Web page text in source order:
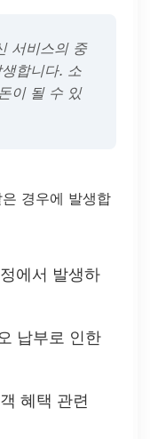
서비스의 중
합니다. 소
이 될 수 있
경우에 발생합
에서 발생하
납부로 인한
혜택 관련